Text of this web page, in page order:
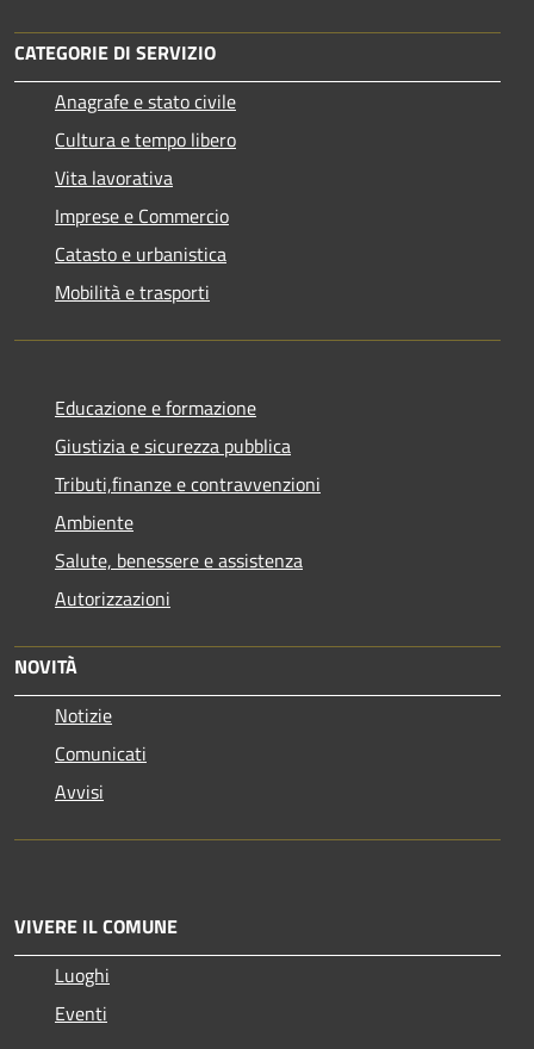
CATEGORIE DI SERVIZIO
Anagrafe e stato civile
Cultura e tempo libero
Vita lavorativa
Imprese e Commercio
Catasto e urbanistica
Mobilità e trasporti
Educazione e formazione
Giustizia e sicurezza pubblica
Tributi,finanze e contravvenzioni
Ambiente
Salute, benessere e assistenza
Autorizzazioni
NOVITÀ
Notizie
Comunicati
Avvisi
VIVERE IL COMUNE
Luoghi
Eventi